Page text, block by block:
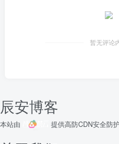
暂无评论
辰安博客
本站由 提供高防CDN安全防